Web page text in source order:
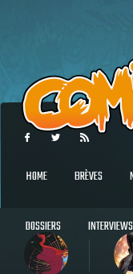
HOME BRÈVES
DOSSIERS INTERVIEWS